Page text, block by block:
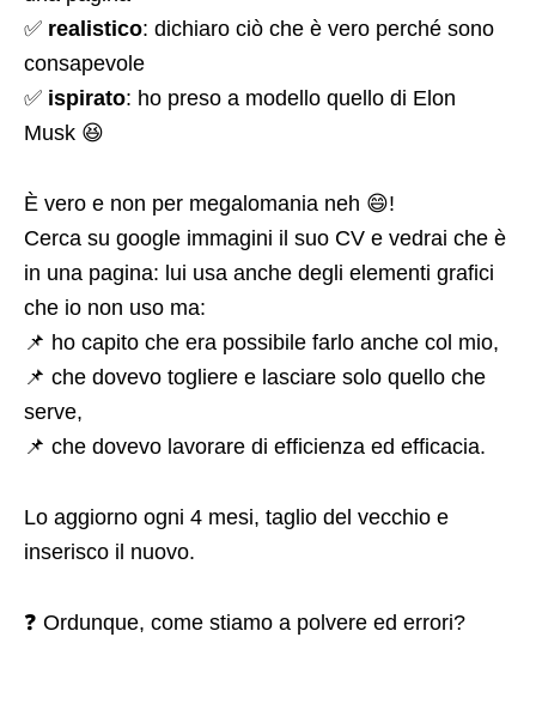
✅ realistico: dichiaro ciò che è vero perché sono
consapevole
✅ ispirato: ho preso a modello quello di Elon
Musk 😆
È vero e non per megalomania neh 😄!
Cerca su google immagini il suo CV e vedrai che è
in una pagina: lui usa anche degli elementi grafici
che io non uso ma:
📌 ho capito che era possibile farlo anche col mio,
📌 che dovevo togliere e lasciare solo quello che
serve,
📌 che dovevo lavorare di efficienza ed efficacia.
Lo aggiorno ogni 4 mesi, taglio del vecchio e
inserisco il nuovo.
❓ Ordunque, come stiamo a polvere ed errori?